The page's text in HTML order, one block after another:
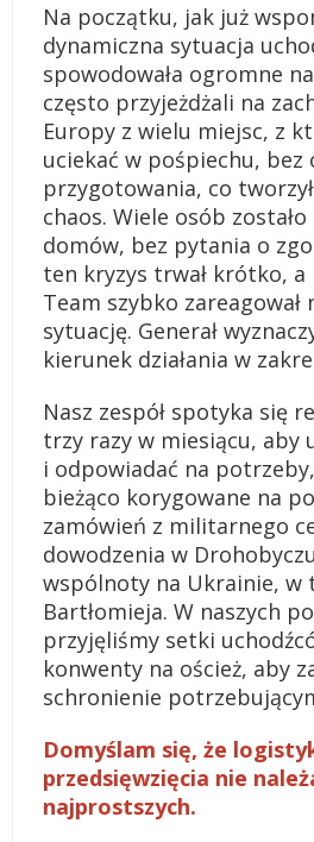
Na początku, jak już
dynamiczna sytuacja
spowodowała ogromne
często przyjeżdżali na
Europy z wielu miejsc, z
uciekać w pośpiechu,
przygotowania, co
chaos. Wiele osób
domów, bez pytania o
ten kryzys trwał krótko, a
Team szybko zareagował
sytuację. Generał
kierunek działania w
Nasz zespół spotyka się
trzy razy w miesiącu,
i odpowiadać na
bieżąco korygowane na
zamówień z militarnego
dowodzenia w
wspólnoty na Ukrainie, w
Bartłomieja. W naszych
przyjęliśmy setki
konwenty na oścież, aby
schronienie
Domyślam się, że
przedsięwzięcia nie
najprostszych.